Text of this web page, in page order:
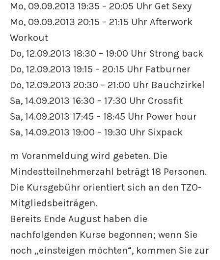
Mo, 09.09.2013 19:35 – 20:05 Uhr Get Sexy
Mo, 09.09.2013 20:15 – 21:15 Uhr Afterwork
Workout
Do, 12.09.2013 18:30 – 19:00 Uhr Strong back
Do, 12.09.2013 19:15 – 20:15 Uhr Fatburner
Do, 12.09.2013 20:30 – 21:00 Uhr Bauchzirkel
Sa, 14.09.2013 16:30 – 17:30 Uhr Crossfit
Sa, 14.09.2013 17:45 – 18:45 Uhr Power hour
Sa, 14.09.2013 19:00 – 19:30 Uhr Sixpack
m Voranmeldung wird gebeten. Die
Mindestteilnehmerzahl beträgt 18 Personen.
Die Kursgebühr orientiert sich an den TZO-
Mitgliedsbeiträgen.
Bereits Ende August haben die
nachfolgenden Kurse begonnen; wenn Sie
noch „einsteigen möchten“, kommen Sie zur